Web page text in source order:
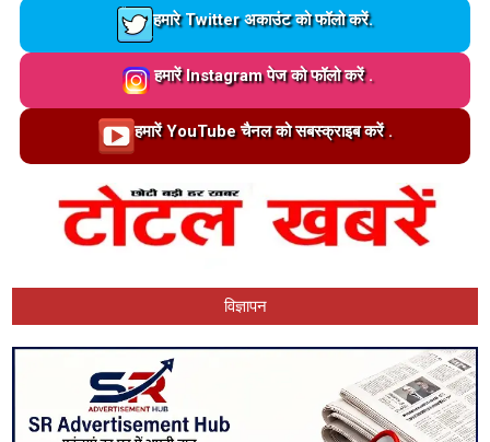
Loading…
हमारे Twitter अकाउंट को फॉलो करें.
Loading…
हमारें Instagram पेज को फॉलो करें .
Loading…हमारें YouTube चैनल को सबस्क्राइब करें .
विज्ञापन